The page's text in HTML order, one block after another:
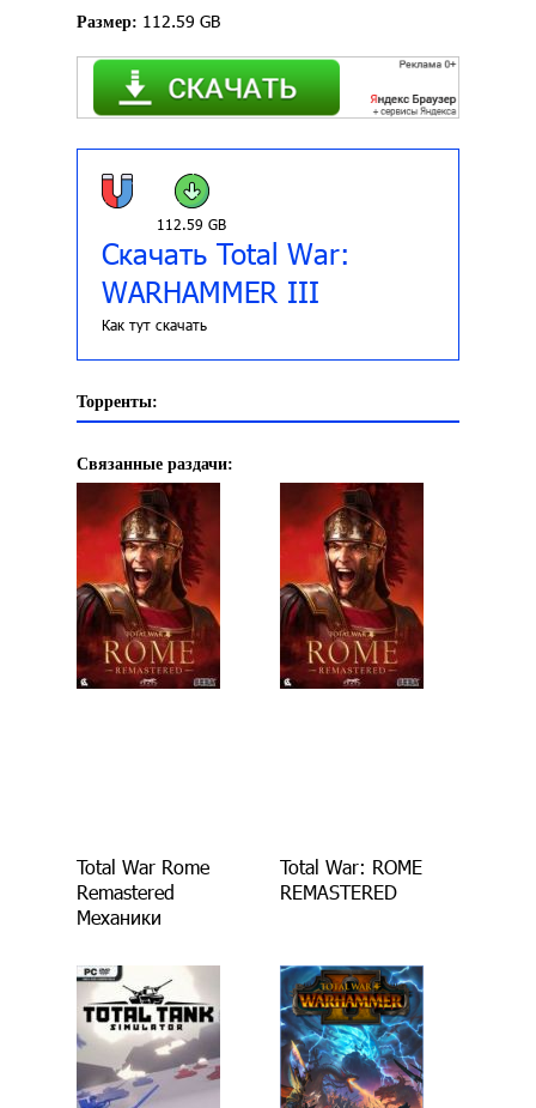
Размер: 112.59 GB
112.59 GB
Скачать Total War:
WARHAMMER III
Как тут скачать
Торренты:
Связанные раздачи:
Total War Rome
Remastered
Механики
Total War: ROME
REMASTERED